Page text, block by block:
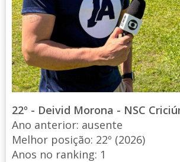
22º - Deivid Morona - NSC
Ano anterior: ausente
Melhor posição: 22º (2026)
Anos no ranking: 1